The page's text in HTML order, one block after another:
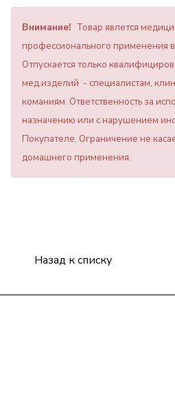
Внимание! Товар явлется
профессионального применения
Отпускается только
мед.изделий - специалистам,
команиям. Ответственность за
назначению или с нарушением
Покупателе. Ограничение не
домашнего применения.
Назад к списку